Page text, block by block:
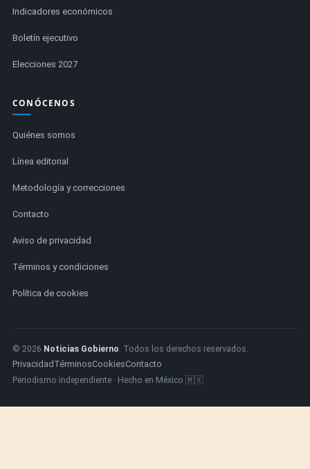
Indicadores económicos
Boletín ejecutivo
Elecciones 2027
CONÓCENOS
Quiénes somos
Línea editorial
Metodología y correcciones
Contacto
Aviso de privacidad
Términos y condiciones
Política de cookies
© 2026 Noticias Gobierno. Todos los derechos reservados.
Privacidad TérminosCookiesContacto
Periodismo independiente · Hecho en México 🇲🇽